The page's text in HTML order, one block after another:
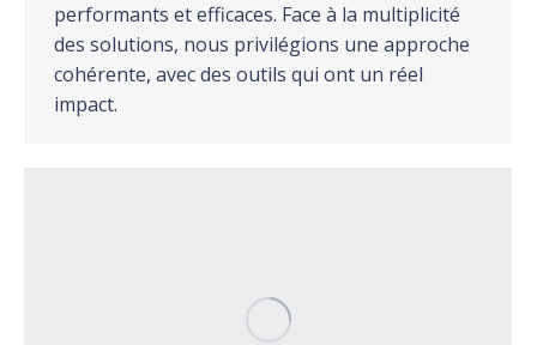
performants et efficaces. Face à la multiplicité
des solutions, nous privilégions une approche
cohérente, avec des outils qui ont un réel
impact.